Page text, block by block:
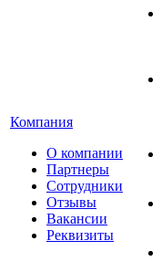
Компания
О компании
Партнеры
Сотрудники
Отзывы
Вакансии
Реквизиты